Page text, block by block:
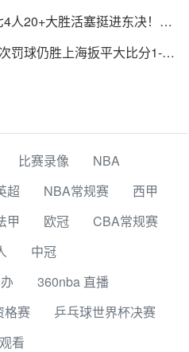
人20+大胜活塞挺进东决！米
罚球仍胜上海扳平大比分1-1
比赛录像
NBA
超 NBA常规赛
西甲
甲 欧冠
CBA常规赛
中冠
360nba 直播
格赛
乒乓球世界杯决赛
看